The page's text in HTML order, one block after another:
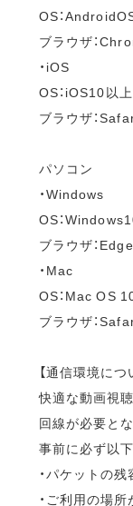
OS：
ブラウザ：
・iOS
OS：iOS10以上
ブラウザ：
パソコン
・Windows
OS：
ブラウザ：
・Mac
OS：Mac OS
ブラウザ：
【通信環境につ
快適な動画視
回線が必要と
事前に必ず以
・パケットの残
・ご利用の場